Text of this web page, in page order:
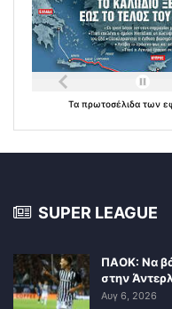
Τα πρωτοσέλιδα των
SUPER LEAGUE
ΠΑΟΚ: Να
στην
Αυγ 6, 2026